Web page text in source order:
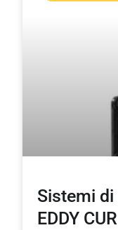
Sistemi
EDDY